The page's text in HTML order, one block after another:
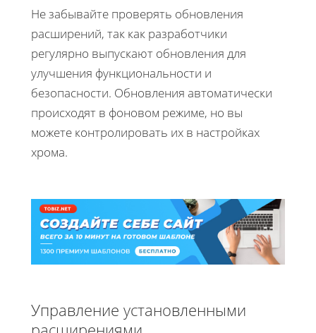
Не забывайте проверять обновления
расширений, так как разработчики
регулярно выпускают обновления для
улучшения функциональности и
безопасности. Обновления автоматически
происходят в фоновом режиме, но вы
можете контролировать их в настройках
хрома.
Управление установленными